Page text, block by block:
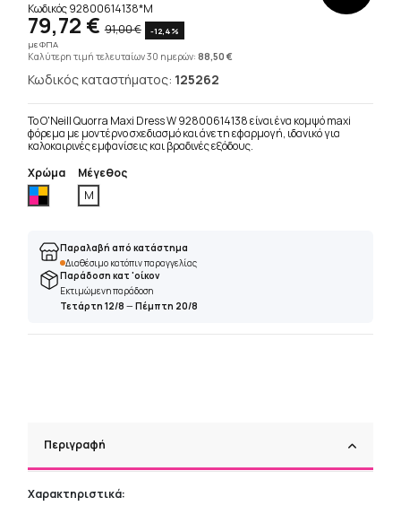
Κωδικός92800614138*M
79,72 € 91,00 €
-12,4%
με ΦΠΑ
Καλύτερη τιμή τελευταίων 30 ημερών:88,50 €
Κωδικός καταστήματος: 125262
Το O'Neill Quorra Maxi Dress W 92800614138 είναι ένα κομψό maxi
φόρεμα με μοντέρνο σχεδιασμό και άνετη εφαρμογή, ιδανικό για
καλοκαιρινές εμφανίσεις και βραδινές εξόδους.
Χρώμα
Πολύχρωμο
Μέγεθος
M
Παραλαβή από κατάστημα
Διαθέσιμο κατόπιν παραγγελίας
Παράδοση κατ 'οίκον
Εκτιμώμενη παράδοση
Τετάρτη 12/8 —Πέμπτη 20/8
Περιγραφή
Χαρακτηριστικά: